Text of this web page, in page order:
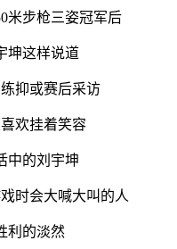
米步枪三姿冠军后
坤这样说道
抑或赛后采访
欢挂着笑容
中的刘宇坤
时会大喊大叫的人
利的淡然